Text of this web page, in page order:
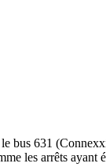
bus 631
les arrêts ayant